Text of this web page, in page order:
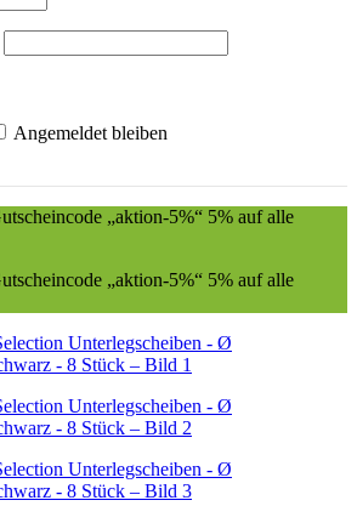
Angemeldet bleiben
„aktion-5%“ 5% auf alle
„aktion-5%“ 5% auf alle